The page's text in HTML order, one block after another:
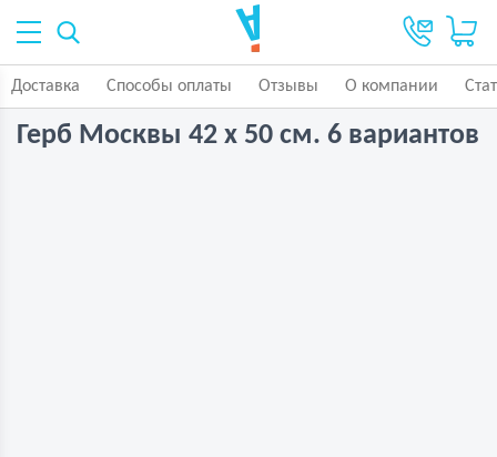
Доставка Способы оплаты Отзывы О компании
Герб Москвы 42 х 50 см. 6 вариантов